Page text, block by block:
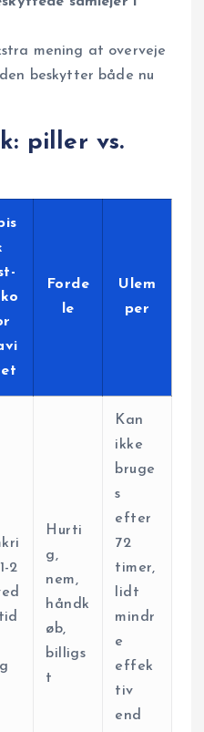
mening at overveje
beskytter både nu
piller vs.
Forde
le
Ulem
per
2
Hurti
g,
nem,
håndk
øb,
billigs
t
Kan
ikke
bruge
s
efter
72
timer,
lidt
mindr
e
effek
tiv
end